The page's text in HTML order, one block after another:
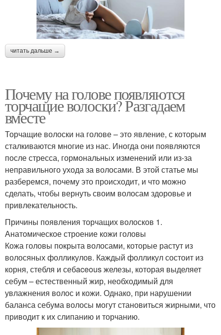
читать дальше →
Почему на голове появляются
торчащие волоски? Разгадаем
вместе
Торчащие волоски на голове – это явление, с которым
сталкиваются многие из нас. Иногда они появляются
после стресса, гормональных изменений или из-за
неправильного ухода за волосами. В этой статье мы
разберемся, почему это происходит, и что можно
сделать, чтобы вернуть своим волосам здоровье и
привлекательность.
Причины появления торчащих волосков 1.
Анатомическое строение кожи головы
Кожа головы покрыта волосами, которые растут из
волосяных фолликулов. Каждый фолликул состоит из
корня, стебля и себaceous железы, которая выделяет
себум – естественный жир, необходимый для
увлажнения волос и кожи. Однако, при нарушении
баланса себума волосы могут становиться жирными, что
приводит к их слипанию и торчанию.